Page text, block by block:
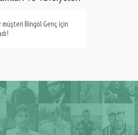
müşteri Bingöl Genç için